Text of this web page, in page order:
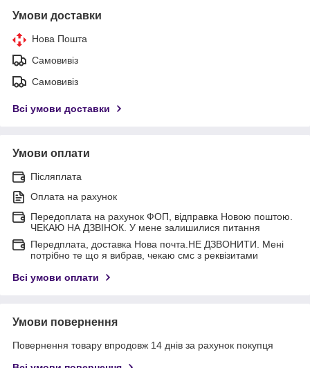
Умови доставки
Нова Пошта
Самовивіз
Самовивіз
Всі умови доставки
Умови оплати
Післяплата
Оплата на рахунок
Передоплата на рахунок ФОП, відправка Новою поштою.
ЧЕКАЮ НА ДЗВІНОК. У мене залишилися питання
Передплата, доставка Нова почта.НЕ ДЗВОНИТИ. Мені
потрібно те що я вибрав, чекаю смс з реквізитами
Всі умови оплати
Умови повернення
Повернення товару впродовж 14 днів за рахунок покупця